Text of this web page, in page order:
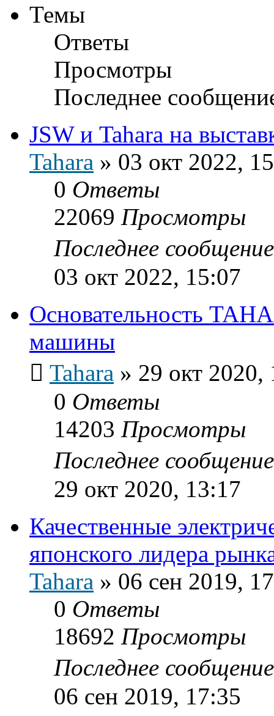
Темы
Ответы
Просмотры
Последнее
JSW и Tahara на
Tahara » 03 окт 2022,
0 Ответы
22069 Просмотры
Последнее
03 окт 2022, 15:07
Основательность
машины
Tahara » 29 окт 2020,
0 Ответы
14203 Просмотры
Последнее
29 окт 2020, 13:17
Качественные
японского лидера
Tahara » 06 сен 2019,
0 Ответы
18692 Просмотры
Последнее
06 сен 2019, 17:35